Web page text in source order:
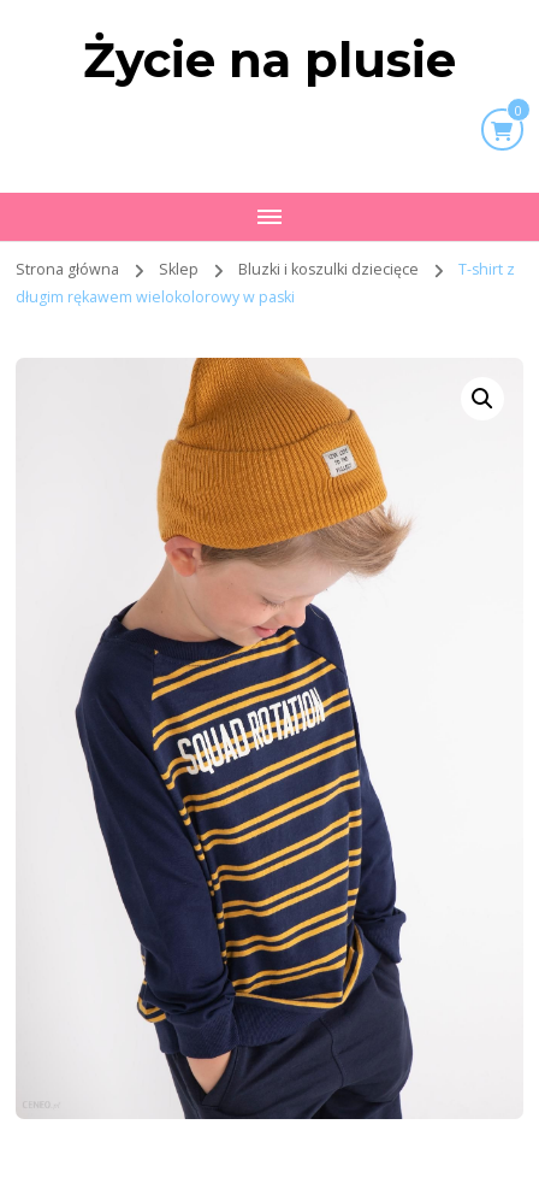
Życie na plusie
0
Strona główna Sklep Bluzki i koszulki dziecięce
T-shirt z
długim rękawem wielokolorowy w paski